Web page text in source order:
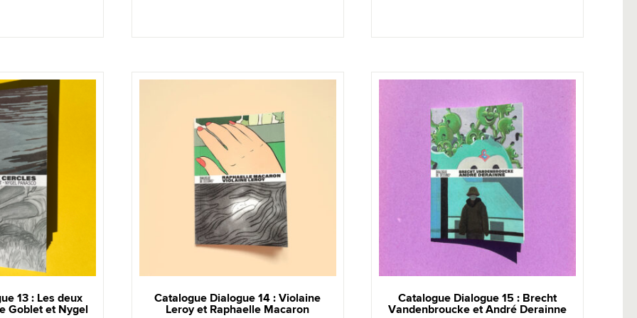
13 : Les deux
Goblet et Nygel
Catalogue Dialogue 14 : Violaine
Leroy et Raphaelle Macaron
Catalogue Dialogue 15 : Brecht
Vandenbroucke et André Derainne